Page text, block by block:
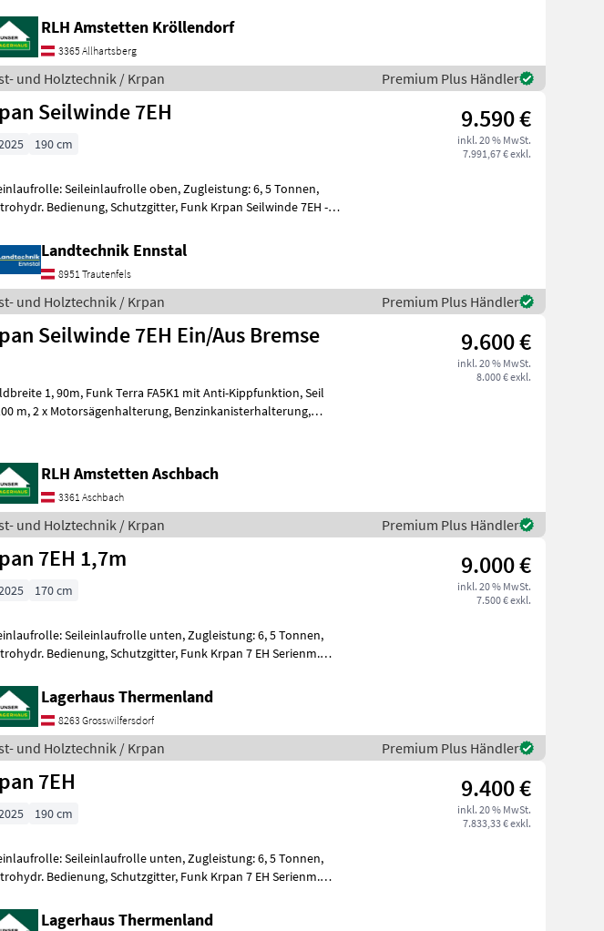
RLH Amstetten Kröllendorf
3365 Allhartsberg
und Holztechnik / Krpan Premium Plus Händler
Seilwinde 7EH 9.590 €
inkl. 20 % MwSt.
7.991,67 € exkl.
190 cm
Seileinlaufrolle oben, Zugleistung: 6, 5 Tonnen,
Bedienung, Schutzgitter, Funk Krpan Seilwinde 7EH -
Landtechnik Ennstal
8951 Trautenfels
und Holztechnik / Krpan Premium Plus Händler
Seilwinde 7EH Ein/Aus Bremse 9.600 €
inkl. 20 % MwSt.
8.000 € exkl.
Funk Terra FA5K1 mit Anti-Kippfunktion, Seil
Benzinkanisterhalterung,
RLH Amstetten Aschbach
3361 Aschbach
und Holztechnik / Krpan Premium Plus Händler
7EH 1,7m 9.000 €
inkl. 20 % MwSt.
7.500 € exkl.
170 cm
Seileinlaufrolle unten, Zugleistung: 6, 5 Tonnen,
Bedienung, Schutzgitter, Funk Krpan 7 EH Serienm.
Lagerhaus Thermenland
8263 Grosswilfersdorf
und Holztechnik / Krpan Premium Plus Händler
Krpan 7EH 9.400 €
inkl. 20 % MwSt.
7.833,33 € exkl.
190 cm
Seileinlaufrolle unten, Zugleistung: 6, 5 Tonnen,
Bedienung, Schutzgitter, Funk Krpan 7 EH Serienm.
Lagerhaus Thermenland